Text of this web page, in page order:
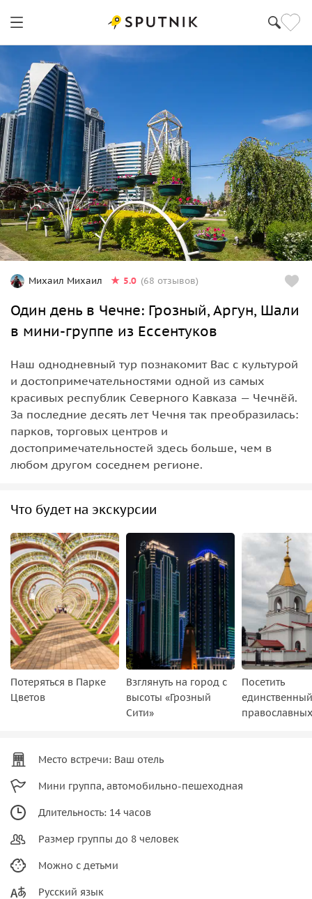
Михаил Михаил 5.0 (68 отзывов)
Один день в Чечне: Грозный, Аргун, Шали
в мини-группе из Ессентуков
Наш однодневный тур познакомит Вас с культурой
и достопримечательностями одной из самых
красивых республик Северного Кавказа — Чечнёй.
За последние десять лет Чечня так преобразилась:
парков, торговых центров и
достопримечательностей здесь больше, чем в
любом другом соседнем регионе.
Что будет на экскурсии
Потеряться в Парке
Цветов
Взглянуть на город с
высоты «Грозный
Сити»
Посетить
единственный
Место встречи: Ваш отель
Мини группа, автомобильно-пешеходная
Длительность: 14 часов
Размер группы до 8 человек
Можно с детьми
Русский язык